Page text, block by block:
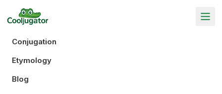
Conjugation
Etymology
Blog